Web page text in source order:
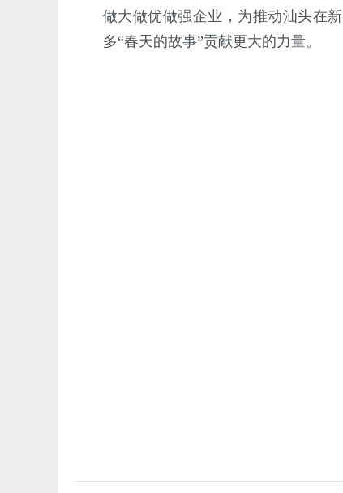
做大做优做强企业，为推动汕头在
多“春天的故事”贡献更大的力量。